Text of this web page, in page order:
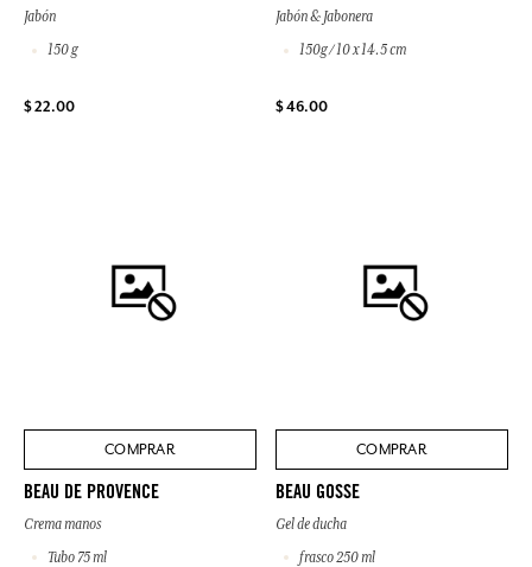
Jabón
150 g
$ 22.00
Jabón & Jabonera
150g / 10 x 14.5 cm
$ 46.00
COMPRAR
BEAU DE PROVENCE
Crema manos
Tubo 75 ml
COMPRAR
BEAU GOSSE
Gel de ducha
frasco 250 ml